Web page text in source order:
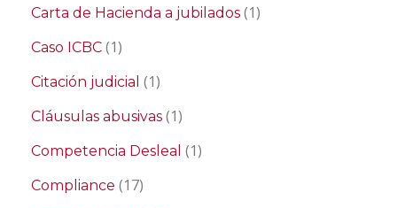
Carta de Hacienda a jubilados (1)
Caso ICBC (1)
Citación judicial (1)
Cláusulas abusivas (1)
Competencia Desleal (1)
Compliance (17)